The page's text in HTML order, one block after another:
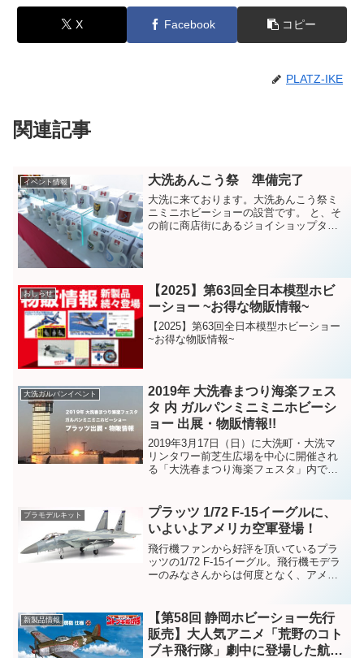
X Facebook コピー
PLATZ-IKE
関連記事
イベント情報 大洗あんこう祭 準備完了
大洗に来ております。大洗あんこう祭ミ
ニミニホビーショーの設営です。 と、そ
の前に商店街にあるジョイショップタグ
おしらせ
【2025】第63回全日本模型ホビ
ーショー ~お得な物販情報~
【2025】第63回全日本模型ホビーショー
~お得な物販情報~
大洗ガルパンイベント
2019年 大洗春まつり海楽フェス
タ 内 ガルパンミニミニホビーシ
ョー 出展・物販情報!!
2019年3月17日（日）に大洗町・大洗マ
リンタワー前芝生広場を中心に開催され
る「大洗春まつり海楽フェスタ」内で開
時:2019年3月16日（土）,17日（日）
10...
プラモデルキット
プラッツ 1/72 F-15イーグルに、
いよいよアメリカ空軍登場！
飛行機ファンから好評を頂いているプラ
ッツの1/72 F-15イーグル。飛行機モデラ
ーのみなさんからは何度となく、アメリ
いよいよアメリカ空軍機版の登場です！
新製品情報
【第58回 静岡ホビーショー先行
販売】大人気アニメ「荒野のコト
ブキ飛行隊」劇中に登場した航空